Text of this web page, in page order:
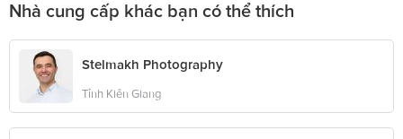
Nhà cung cấp khác bạn có thể thích
Stelmakh Photography
Tỉnh Kiên Giang